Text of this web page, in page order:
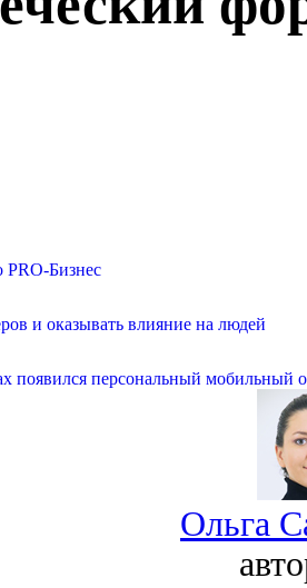
PRO-Бизнес
и оказывать влияние на людей
появился персональный мобильный
Ольга